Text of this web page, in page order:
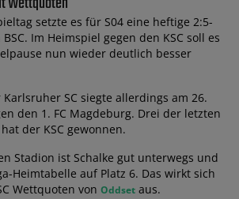
setzte es für S04 eine heftige 2:5-
Im Heimspiel gegen den KSC soll es
nun wieder deutlich besser
SC siegte allerdings am 26.
den 1. FC Magdeburg. Drei der letzten
der KSC gewonnen.
Stadion ist Schalke gut unterwegs und
Heimtabelle auf Platz 6. Das wirkt sich
Wettquoten von Oddset aus.